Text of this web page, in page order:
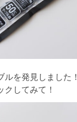
ルを発見しました
してみて！